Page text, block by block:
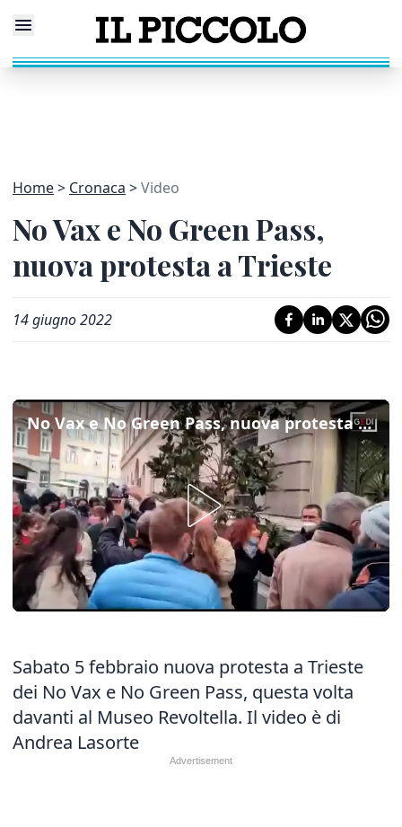
Home Cronaca Video
No Vax e No Green Pass,
nuova protesta a Trieste
14 giugno 2022
No Vax e No Green Pass, nuova protesta a Trieste
Sabato 5 febbraio nuova protesta a Trieste
dei No Vax e No Green Pass, questa volta
davanti al Museo Revoltella. Il video è di
Andrea Lasorte